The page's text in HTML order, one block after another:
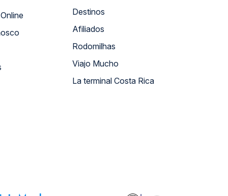
Atendimento Online
Destinos
Afiliados
Rodomilhas
Viajo Mucho
La terminal Costa Rica